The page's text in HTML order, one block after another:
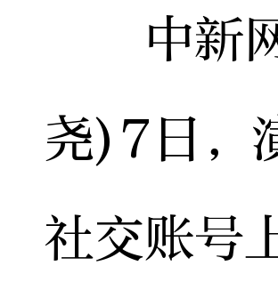
中新网
尧)7日，
社交账号